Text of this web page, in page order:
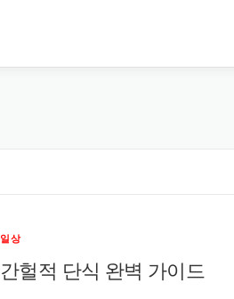
일상
간헐적 단식 완벽 가이드